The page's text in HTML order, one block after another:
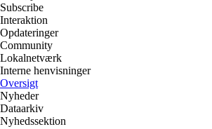
Subscribe
Interaktion
Opdateringer
Community
Lokalnetværk
Interne henvisninger
Oversigt
Nyheder
Dataarkiv
Nyhedssektion